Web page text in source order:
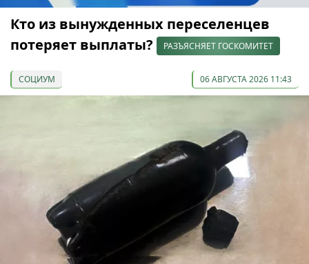
Кто из вынужденных переселенцев
потеряет выплаты?
РАЗЪЯСНЯЕТ ГОСКОМИТЕТ
СОЦИУМ 06 АВГУСТА 2026 11:43